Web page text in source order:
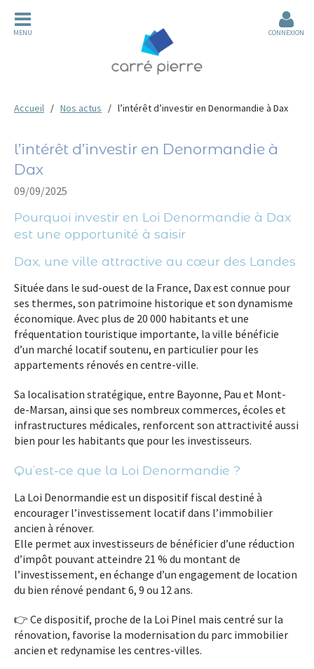
CONNEXION
MENU
Accueil Nos actus l’intérêt d’investir en Denormandie à Dax
l’intérêt d’investir en Denormandie à
Dax
09/09/2025
Pourquoi investir en Loi Denormandie à Dax
est une opportunité à saisir
Dax, une ville attractive au cœur des Landes
Située dans le sud-ouest de la France, Daxest connue pour
ses thermes, son patrimoine historique et son dynamisme
économique. Avec plus de 20 000 habitants et une
fréquentation touristique importante, la ville bénéficie
d’un marché locatif soutenu, en particulier pour les
appartements rénovés en centre-ville.
Sa localisation stratégique, entre Bayonne, Pau et Mont-
de-Marsan, ainsi que ses nombreux commerces, écoles et
infrastructures médicales, renforcent son attractivité aussi
bien pour les habitants que pour les investisseurs.
Qu’est-ce que la Loi Denormandie ?
La Loi Denormandie est un dispositif fiscal destiné à
encourager l’investissement locatif dans l’immobilier
ancien à rénover.
Elle permet aux investisseurs de bénéficier d’une réduction
d’impôt pouvant atteindre 21 % du montant de
l’investissement, en échange d’un engagement de location
du bien rénové pendant 6, 9 ou 12 ans.
👉 Ce dispositif, proche de la Loi Pinel mais centré sur la
rénovation, favorise la modernisation du parc immobilier
ancien et redynamise les centres-villes.